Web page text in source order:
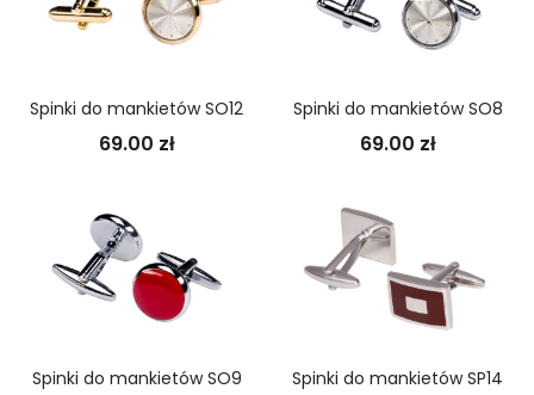
Spinki do mankietów SO12
69.00 zł
Spinki do mankietów SO8
69.00 zł
Spinki do mankietów SO9 Spinki do mankietów SP14